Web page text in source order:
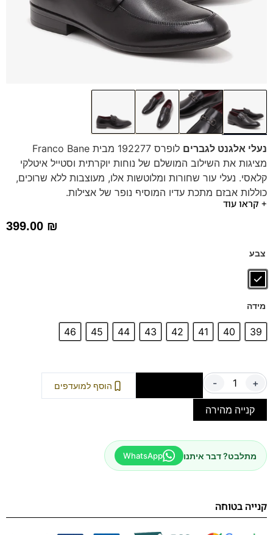
נעלי אלגנט לגברים
לופרס 192277 מבית Franco Bane
מציגות את השילוב המושלם של נוחות יוקרתית וסטייל איטלקי
קלאסי. נעלי עור שחורות ומלוטשות אלו, מעוצבות ללא שרוכים,
כוללות אבזם מתכת עדין המוסיף נופך של אצילות.
הן מיוצרות מעורות משובחים ומצוידות בסוליה רכה, קלה
וגמישה, ומדרס היברידי תומך נשלף, המבטיחים נוחות
ישדרגו כל מראה בקלות.
ונוחות שאין כדוגמתן!
+ קראו עוד
399.00 ₪
צבע
מידה
39
40
41
42
43
44
45
46
- + הוסף למועדפים
קנייה מהירה
מתלבט? דבר איתנו WhatsApp
קנייה בטוחה